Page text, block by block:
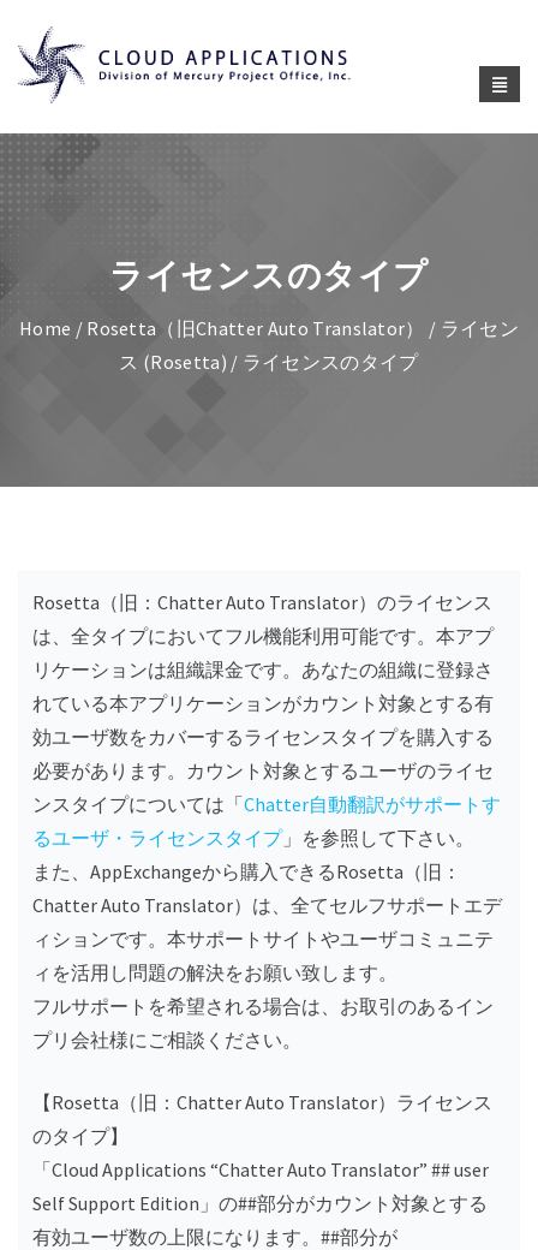
ライセンスのタイプ
Home / Rosetta（旧Chatter Auto Translator） / ライセン
ス (Rosetta) / ライセンスのタイプ
Rosetta（旧：Chatter Auto Translator）のライセンス
は、全タイプにおいてフル機能利用可能です。本アプ
リケーションは組織課金です。あなたの組織に登録さ
れている本アプリケーションがカウント対象とする有
効ユーザ数をカバーするライセンスタイプを購入する
必要があります。カウント対象とするユーザのライセ
ンスタイプについては「Chatter自動翻訳がサポートす
るユーザ・ライセンスタイプ」を参照して下さい。
また、AppExchangeから購入できるRosetta（旧：
Chatter Auto Translator）は、全てセルフサポートエデ
ィションです。本サポートサイトやユーザコミュニテ
ィを活用し問題の解決をお願い致します。
フルサポートを希望される場合は、お取引のあるイン
プリ会社様にご相談ください。
​【Rosetta（旧：Chatter Auto Translator）ライセンス
のタイプ】
「Cloud Applications “Chatter Auto Translator” ## user
Self Support Edition」の##部分がカウント対象とする
有効ユーザ数の上限になります。##部分が